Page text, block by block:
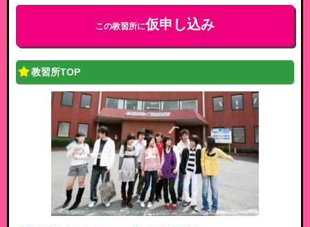
この教習所に仮申し込み
教習所TOP